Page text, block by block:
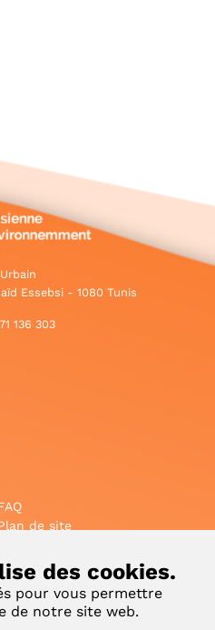
des cookies.
pour vous permettre
de notre site web.
Essebsi - 1080 Tunis
136 303
de site
Intranet
Applications Mobiles